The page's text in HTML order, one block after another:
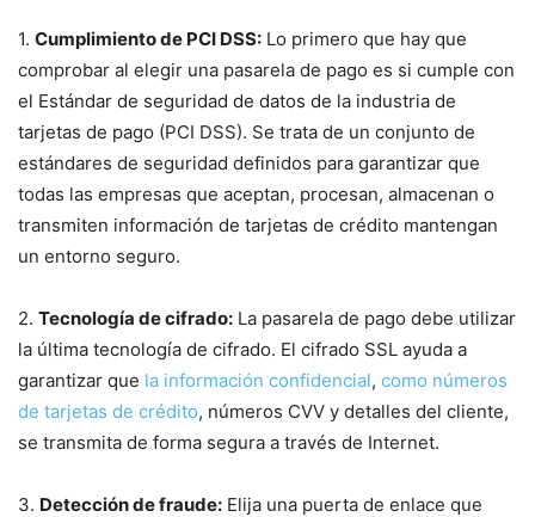
1. Cumplimiento de PCI DSS: Lo primero que hay que
comprobar al elegir una pasarela de pago⁣ es si cumple con
el Estándar de seguridad de datos de la industria de
⁤tarjetas de pago (PCI DSS). Se trata de un⁣ conjunto de
estándares de seguridad⁣ definidos para garantizar que
todas las empresas que aceptan,⁤ procesan, almacenan o
transmiten información de tarjetas de crédito mantengan
un entorno seguro.
2. Tecnología de cifrado: La pasarela de pago debe utilizar
la ​última tecnología de cifrado. El cifrado SSL ayuda a
garantizar que la‍ información confidencial, como números
de tarjetas de crédito, números⁣ CVV y detalles del cliente,
se transmita‍ de forma segura a través de Internet.
3. Detección de fraude: ⁤Elija una ‍puerta⁢ de enlace que